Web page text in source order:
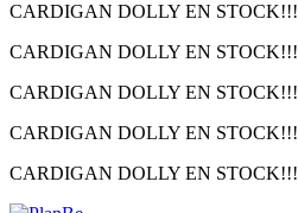
CARDIGAN DOLLY EN STOCK!!!
CARDIGAN DOLLY EN STOCK!!!
CARDIGAN DOLLY EN STOCK!!!
CARDIGAN DOLLY EN STOCK!!!
CARDIGAN DOLLY EN STOCK!!!